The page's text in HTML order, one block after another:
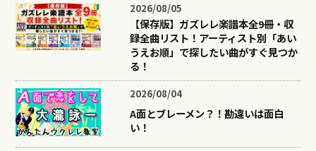
2026/08/05
【保存版】ガズレレ楽譜本全9冊・収
録全曲リスト！アーティスト別「あい
うえお順」で探したい曲がすぐ見つか
る！
2026/08/04
A面とブレーメン？！勘違いは面白
い！